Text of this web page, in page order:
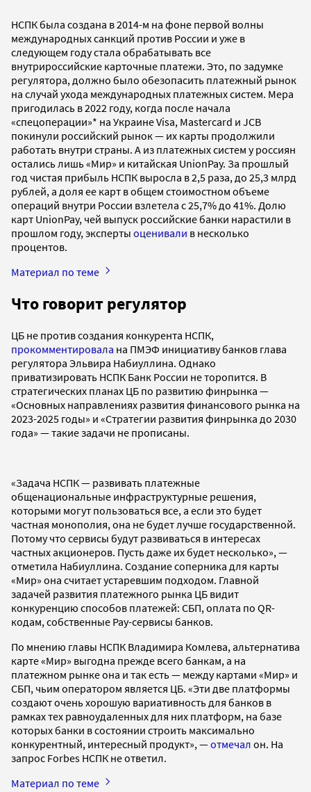
НСПК была создана в 2014-м на фоне первой волны
международных санкций против России и уже в
следующем году стала обрабатывать все
внутрироссийские карточные платежи. Это, по задумке
регулятора, должно было обезопасить платежный рынок
на случай ухода международных платежных систем. Мера
пригодилась в 2022 году, когда после начала
«спецоперации»* на Украине Visa, Mastercard и JCB
покинули российский рынок — их карты продолжили
работать внутри страны. А из платежных систем у россиян
остались лишь «Мир» и китайская UnionPay. За прошлый
год чистая прибыль НСПК выросла в 2,5 раза, до 25,3 млрд
рублей, а доля ее карт в общем стоимостном объеме
операций внутри России взлетела с 25,7% до 41%. Долю
карт UnionPay, чей выпуск российские банки нарастили в
прошлом году, эксперты оценивали в несколько
процентов.
Материал по теме
Что говорит регулятор
ЦБ не против создания конкурента НСПК,
прокомментировала на ПМЭФ инициативу банков глава
регулятора Эльвира Набиуллина. Однако
приватизировать НСПК Банк России не торопится. В
стратегических планах ЦБ по развитию финрынка —
«Основных направлениях развития финансового рынка на
2023-2025 годы» и «Стратегии развития финрынка до 2030
года» — такие задачи не прописаны.
«Задача НСПК — развивать платежные
общенациональные инфраструктурные решения,
которыми могут пользоваться все, а если это будет
частная монополия, она не будет лучше государственной.
Потому что сервисы будут развиваться в интересах
частных акционеров. Пусть даже их будет несколько», —
отметила Набиуллина. Создание соперника для карты
«Мир» она считает устаревшим подходом. Главной
задачей развития платежного рынка ЦБ видит
конкуренцию способов платежей: СБП, оплата по QR-
кодам, собственные Pay-сервисы банков.
По мнению главы НСПК Владимира Комлева, альтернатива
карте «Мир» выгодна прежде всего банкам, а на
платежном рынке она и так есть — между картами «Мир» и
СБП, чьим оператором является ЦБ. «Эти две платформы
создают очень хорошую вариативность для банков в
рамках тех равноудаленных для них платформ, на базе
которых банки в состоянии строить максимально
конкурентный, интересный продукт», —отмечал он. На
запрос Forbes НСПК не ответил.
Материал по теме